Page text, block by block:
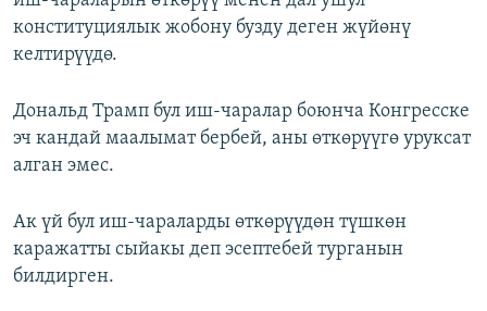
конституциялык жобону бузду деген жүйөнү
келтирүүдө.
Дональд Трамп бул иш-чаралар боюнча Конгресске
эч кандай маалымат бербей, аны өткөрүүгө уруксат
алган эмес.
Ак үй бул иш-чараларды өткөрүүдөн түшкөн
каражатты сыйакы деп эсептебей турганын
билдирген.